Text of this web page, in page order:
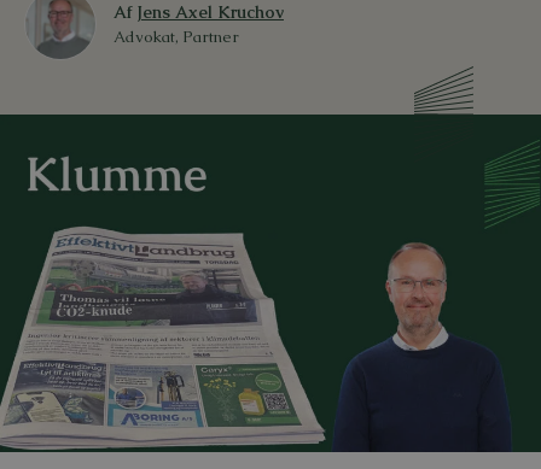
Af Jens Axel Kruchov
Advokat, Partner